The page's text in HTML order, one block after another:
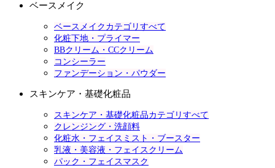
ベースメイク
ベースメイクカテゴリすべて
化粧下地・プライマー
BBクリーム・CCクリーム
コンシーラー
ファンデーション・パウダー
スキンケア・基礎化粧品
スキンケア・基礎化粧品カテゴリすべて
クレンジング・洗顔料
化粧水・フェイスミスト・ブースター
乳液・美容液・フェイスクリーム
パック・フェイスマスク